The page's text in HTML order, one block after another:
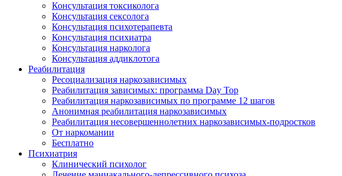
Консультация токсиколога
Консультация сексолога
Консультация психотерапевта
Консультация психиатра
Консультация нарколога
Консультация аддиклотога
Реабилитация
Ресоциализация наркозависимых
Реабилитация зависимых: программа Day Top
Реабилитация наркозависимых по программе 12 шагов
Анонимная реабилитация наркозависимых
Реабилитация несовершеннолетних наркозависимых-подростков
От наркомании
Бесплатно
Психиатрия
Клинический психолог